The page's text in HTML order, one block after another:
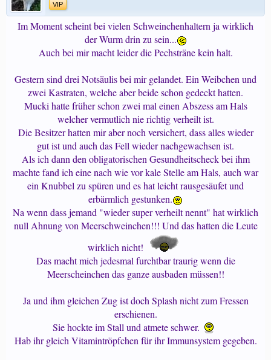
VIP
Im Moment scheint bei vielen Schweinchenhaltern ja wirklich
der Wurm drin zu sein...
Auch bei mir macht leider die Pechsträne kein halt.
Gestern sind drei Notsäulis bei mir gelandet. Ein Weibchen und
zwei Kastraten, welche aber beide schon gedeckt hatten.
Mucki hatte früher schon zwei mal einen Abszess am Hals
welcher vermutlich nie richtig verheilt ist.
Die Besitzer hatten mir aber noch versichert, dass alles wieder
gut ist und auch das Fell wieder nachgewachsen ist.
Als ich dann den obligatorischen Gesundheitscheck bei ihm
machte fand ich eine nach wie vor kale Stelle am Hals, auch war
ein Knubbel zu spüren und es hat leicht rausgesäufet und
erbärmlich gestunken.
Na wenn dass jemand "wieder super verheilt nennt" hat wirklich
null Ahnung von Meerschweinchen!!! Und das hatten die Leute
wirklich nicht!
Das macht mich jedesmal furchtbar traurig wenn die
Meerscheinchen das ganze ausbaden müssen!!
Ja und ihm gleichen Zug ist doch Splash nicht zum Fressen
erschienen.
Sie hockte im Stall und atmete schwer.
Hab ihr gleich Vitamintröpfchen für ihr Immunsystem gegeben.